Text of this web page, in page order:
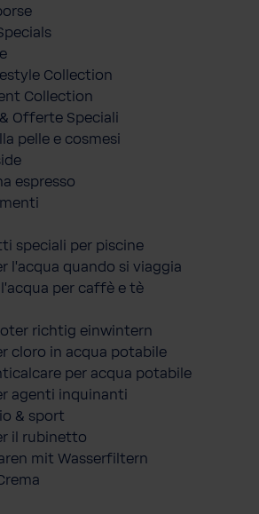
Collection
Collection
Offerte Speciali
pelle e cosmesi
espresso
speciali per piscine
l'acqua quando si viaggia
per caffè e tè
richtig einwintern
cloro in acqua potabile
per acqua potabile
agenti inquinanti
& sport
il rubinetto
mit Wasserfiltern